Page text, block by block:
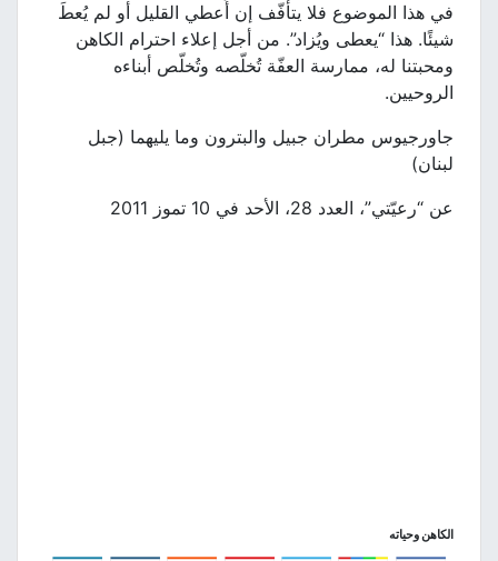
في هذا الموضوع فلا يتأفّف إن أُعطي القليل أو لم يُعطَ
شيئًا. هذا “يعطى ويُزاد”. من أجل إعلاء احترام الكاهن
ومحبتنا له، ممارسة العفّة تُخلّصه وتُخلّص أبناءه
الروحيين.
جاورجيوس مطران جبيل والبترون وما يليهما (جبل
لبنان)
عن “رعيّتي”، العدد 28، الأحد في 10 تموز 2011
الكاهن وحياته